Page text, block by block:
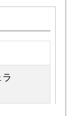
分」でし
取り、バ
てたら、
たのを覚
“たまご